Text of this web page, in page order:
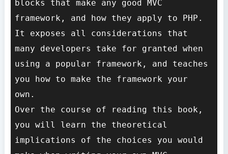
blocks that make any good MVC
framework, and how they apply to PHP.
It exposes all considerations that
many developers take for granted when
using a popular framework, and teaches
you how to make the framework your
own.
Over the course of reading this book,
you will learn the theoretical
implications of the choices you would